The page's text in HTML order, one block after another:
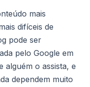
mais
difíceis de
pode ser
pelo Google em
alguém o assista, e
dependem muito